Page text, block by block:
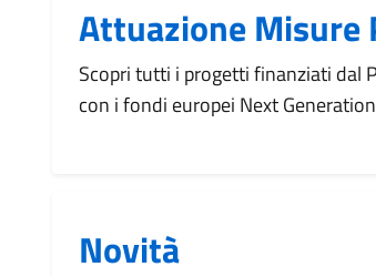
Attuazione Misure
Scopri tutti i progetti finanziati dal
con i fondi europei Next
Novità